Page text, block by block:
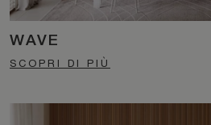
WAVE
SCOPRI DI PIÙ